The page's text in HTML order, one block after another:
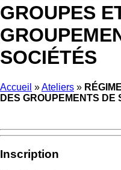
GROUPES
SOCIÉTÉS
Accueil »Ateliers »
DES GROUPEMENTS DE
Inscription